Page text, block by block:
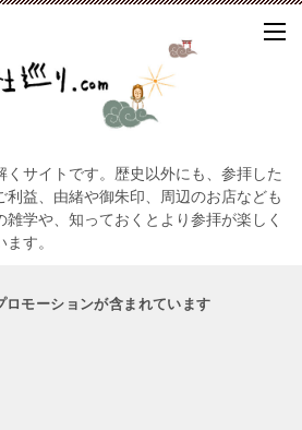
くサイトです。歴史以外にも、参拝した
益、由緒や御朱印、周辺のお店なども
学や、知っておくとより参拝が楽しく
す。
モーションが含まれています